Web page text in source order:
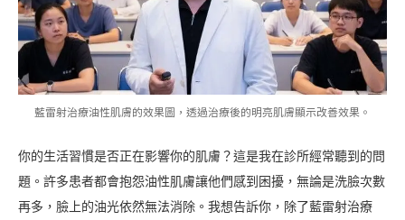
藍雷射治療油性肌膚的效果圖，透過治療後的明亮肌膚顯示改善效果。
你的生活習慣是否正在影響你的肌膚？這是我在診所經常聽到的問
題。許多患者都會抱怨油性肌膚讓他們感到困擾，無論是洗臉次數
再多，臉上的油光依然無法消除。我想告訴你，除了藍雷射治療